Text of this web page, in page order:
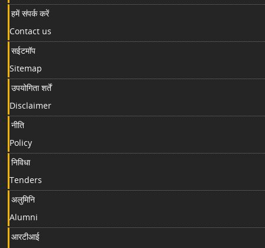
हमें संपर्क करें
Contact us
सईटमॉप
Sitemap
उपयोगिता शर्तें
Disclaimer
नीति
Policy
निविधा
Tenders
अलुमिनि
Alumni
आरटीआई